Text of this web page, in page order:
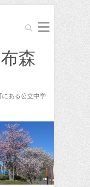
Search
森
ある公立中学